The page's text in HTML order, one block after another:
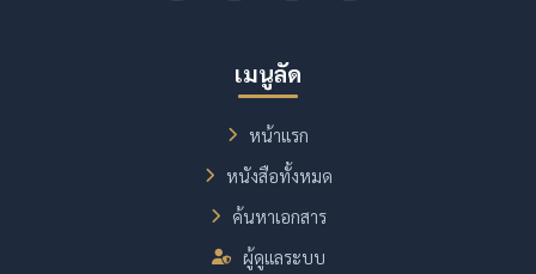
เมนูลัด
หน้าแรก
หนังสือทั้งหมด
ค้นหาเอกสาร
ผู้ดูแลระบบ